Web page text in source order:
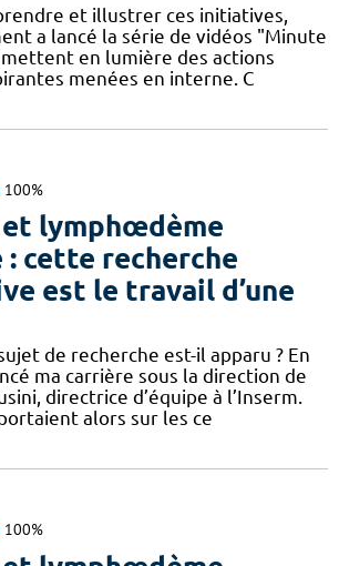
et illustrer ces initiatives,
a lancé la série de vidéos "Minute
mettent en lumière des actions
menées en interne. C
100%
et lymphœdème
: cette recherche
est le travail d’une
de recherche est-il apparu ? En
ma carrière sous la direction de
directrice d’équipe à l’Inserm.
alors sur les ce
100%